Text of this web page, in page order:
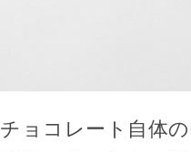
チョコレート自体